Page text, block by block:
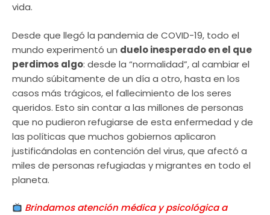
vida.
Desde que llegó la pandemia de COVID-19, todo el
mundo experimentó un duelo inesperado en el que
perdimos algo: desde la “normalidad”, al cambiar el
mundo súbitamente de un día a otro, hasta en los
casos más trágicos, el fallecimiento de los seres
queridos. Esto sin contar a las millones de personas
que no pudieron refugiarse de esta enfermedad y de
las políticas que muchos gobiernos aplicaron
justificándolas en contención del virus, que afectó a
miles de personas refugiadas y migrantes en todo el
planeta.
Brindamos atención médica y psicológica a